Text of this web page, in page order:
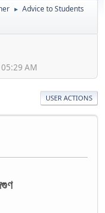
► Advice to Students
AM
USER ACTIONS